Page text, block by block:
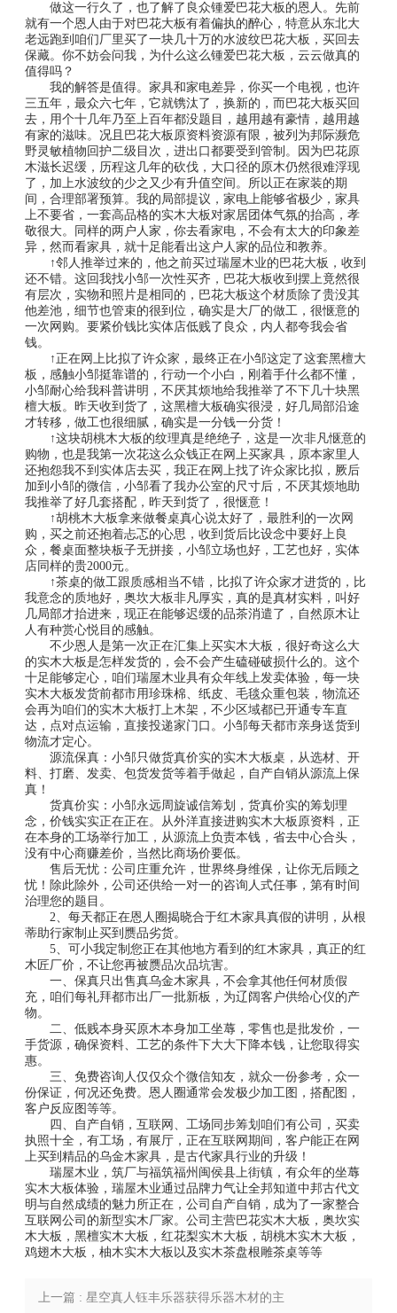
做这一行久了，也了解了良众锺爱巴花大板的恩人。先前
就有一个恩人由于对巴花大板有着偏执的醉心，特意从东北大
老远跑到咱们厂里买了一块几十万的水波纹巴花大板，买回去
保藏。你不妨会问我，为什么这么锺爱巴花大板，云云做真的
值得吗？
我的解答是值得。家具和家电差异，你买一个电视，也许
三五年，最众六七年，它就镌汰了，换新的，而巴花大板买回
去，用个十几年乃至上百年都没题目，越用越有豪情，越用越
有家的滋味。况且巴花大板原资料资源有限，被列为邦际濒危
野灵敏植物回护二级目次，进出口都要受到管制。因为巴花原
木滋长迟缓，历程这几年的砍伐，大口径的原木仍然很难浮现
了，加上水波纹的少之又少有升值空间。所以正在家装的期
间，合理部署预算。我的局部提议，家电上能够省极少，家具
上不要省，一套高品格的实木大板对家居团体气氛的抬高，孝
敬很大。同样的两户人家，你去看家电，不会有太大的印象差
异，然而看家具，就十足能看出这户人家的品位和教养。
↑邻人推举过来的，他之前买过瑞屋木业的巴花大板，收到
还不错。这回我找小邹一次性买齐，巴花大板收到摆上竟然很
有层次，实物和照片是相同的，巴花大板这个材质除了贵没其
他差池，细节也管束的很到位，确实是大厂的做工，很惬意的
一次网购。要紧价钱比实体店低贱了良众，内人都夸我会省
钱。
↑正在网上比拟了许众家，最终正在小邹这定了这套黑檀大
板，感触小邹挺靠谱的，行动一个小白，刚着手什么都不懂，
小邹耐心给我科普讲明，不厌其烦地给我推举了不下几十块黑
檀大板。昨天收到货了，这黑檀大板确实很浸，好几局部沿途
才转移，做工也很细腻，确实是一分钱一分货！
↑这块胡桃木大板的纹理真是绝绝子，这是一次非凡惬意的
购物，也是我第一次花这么众钱正在网上买家具，原本家里人
还抱怨我不到实体店去买，我正在网上找了许众家比拟，厥后
加到小邹的微信，小邹看了我办公室的尺寸后，不厌其烦地助
我推举了好几套搭配，昨天到货了，很惬意！
↑胡桃木大板拿来做餐桌真心说太好了，最胜利的一次网
购，买之前还抱着忐忑的心思，收到货后比设念中要好上良
众，餐桌面整块板子无拼接，小邹立场也好，工艺也好，实体
店同样的贵2000元。
↑茶桌的做工跟质感相当不错，比拟了许众家才进货的，比
我意念的质地好，奥坎大板非凡厚实，真的是真材实料，叫好
几局部才抬进来，现正在能够迟缓的品茶消遣了，自然原木让
人有种赏心悦目的感触。
不少恩人是第一次正在汇集上买实木大板，很好奇这么大
的实木大板是怎样发货的，会不会产生磕碰破损什么的。这个
十足能够定心，咱们瑞屋木业具有众年线上发卖体验，每一块
实木大板发货前都市用珍珠棉、纸皮、毛毯众重包装，物流还
会再为咱们的实木大板打上木架，不少区域都已开通专车直
达，点对点运输，直接投递家门口。小邹每天都市亲身送货到
物流才定心。
源流保真：小邹只做货真价实的实木大板桌，从选材、开
料、打磨、发卖、包货发货等着手做起，自产自销从源流上保
真！
货真价实：小邹永远周旋诚信筹划，货真价实的筹划理
念，价钱实实正在正在。从外洋直接进购实木大板原资料，正
在本身的工场举行加工，从源流上负责本钱，省去中心合头，
没有中心商赚差价，当然比商场价要低。
售后无忧：公司庄重允许，世界终身维保，让你无后顾之
忧！除此除外，公司还供给一对一的咨询人式任事，第有时间
治理您的题目。
2、每天都正在恩人圈揭晓合于红木家具真假的讲明，从根
蒂助行家制止买到赝品劣货。
5、可小我定制您正在其他地方看到的红木家具，真正的红
木匠厂价，不让您再被赝品次品坑害。
一、保真只出售真乌金木家具，不会拿其他任何材质假
充，咱们每礼拜都市出厂一批新板，为辽阔客户供给心仪的产
物。
二、低贱本身买原木本身加工坐蓐，零售也是批发价，一
手货源，确保资料、工艺的条件下大大下降本钱，让您取得实
惠。
三、免费咨询人仅仅众个微信知友，就众一份参考，众一
份保证，何况还免费。恩人圈通常会发极少加工图，搭配图，
客户反应图等等。
四、自产自销，互联网、工场同步筹划咱们有公司，买卖
执照十全，有工场，有展厅，正在互联网期间，客户能正在网
上买到精品的乌金木家具，是古代家具行业的升级！
瑞屋木业，筑厂与福筑福州闽侯县上街镇，有众年的坐蓐
实木大板体验，瑞屋木业通过品牌力气让全邦知道中邦古代文
明与自然成绩的魅力所正在，公司自产自销，成为了一家整合
互联网公司的新型实木厂家。公司主营巴花实木大板，奥坎实
木大板，黑檀实木大板，红花梨实木大板，胡桃木实木大板，
鸡翅木大板，柚木实木大板以及实木茶盘根雕茶桌等等
上一篇 : 星空真人钰丰乐器获得乐器木材的主